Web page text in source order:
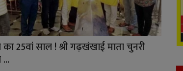
का 25वां साल ! श्री गढ़खंखाई माता चुनरी
...